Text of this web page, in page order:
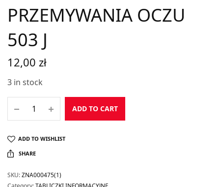
PRZEMYWANIA OCZU
503 J
12,00 zł
3 in stock
ADD TO CART
ADD TO WISHLIST
SHARE
SKU:ZNA000475(1)